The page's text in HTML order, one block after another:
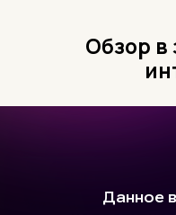
Обзор в